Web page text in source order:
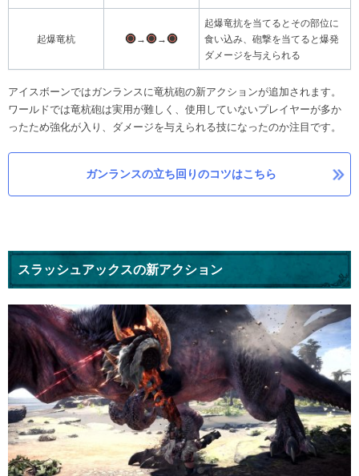
起爆竜杭 → →
起爆竜抗を当てるとその部位に
食い込み、砲撃を当てると爆発
ダメージを与えられる
アイスボーンではガンランスに竜杭砲の新アクションが追加されます。
ワールドでは竜杭砲は実用が難しく、使用していないプレイヤーが多か
ったため強化が入り、ダメージを与えられる技になったのか注目です。
ガンランスの立ち回りのコツはこちら
スラッシュアックスの新アクション